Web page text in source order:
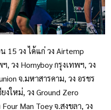
15 วง ได้แก่ วง Airtemp
, วง Hornyboy กรุงเทพฯ, วง
จ.มหาสารคาม, วง อรชร
งใหม่, วง Ground Zero
Man Toey จ.สงขลา, วง